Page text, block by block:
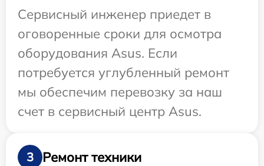
Сервисный инженер приедет в
оговоренные сроки для осмотра
оборудования Asus. Если
потребуется углубленный ремонт
мы обеспечим перевозку за наш
счет в сервисный центр Asus.
3
Ремонт техники